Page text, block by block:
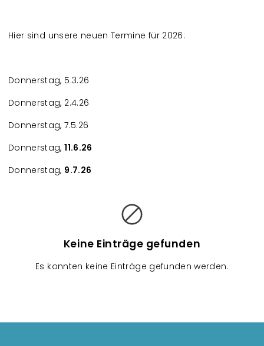
Hier sind unsere neuen Termine für 2026:
Donnerstag, 5.3.26
Donnerstag, 2.4.26
Donnerstag, 7.5.26
Donnerstag,11.6.26
Donnerstag, 9.7.26
l
Keine Einträge gefunden
Es konnten keine Einträge gefunden werden.